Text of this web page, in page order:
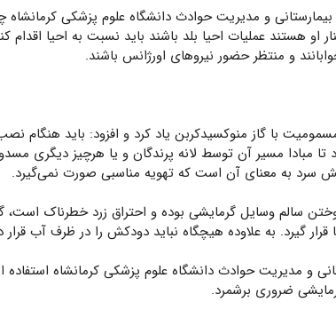
و مدیریت حوادث دانشگاه علوم پزشکی کرمانشاه
هستند عملیات احیا بلد باشند باید نسبت به احیا اقدام
و منتظر حضور نیروهای اورژانس باشند.
با گاز منوکسیدکربن یاد کرد و افزود: باید هنگام
مبادا مسیر آن توسط لانه پرندگان و یا هرچیز دیگری
سرد به معنای آن است که تهویه مناسبی صورت نمی‌گیرد.
سالم وسایل گرمایشی بوده و احتراق زرد خطرناک
گیرد. به علاوده هیچگاه نباید دودکش را در ظرف آب قرار
و مدیریت حوادث دانشگاه علوم پزشکی کرمانشاه استفاده
ضروری برشمرد.